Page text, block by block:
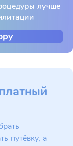
лучше
путёвку, а